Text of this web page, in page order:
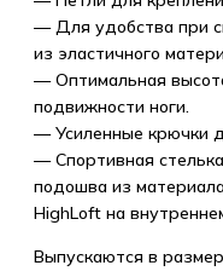
— Для удобства при
из эластичного
— Оптимальная
подвижности ноги.
— Усиленные крючки
— Спортивная
подошва из
HighLoft на
Выпускаются в